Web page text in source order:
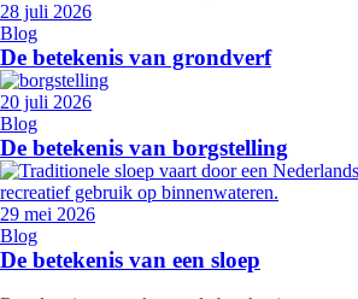
28 juli 2026
Blog
De betekenis van grondverf
20 juli 2026
Blog
De betekenis van borgstelling
29 mei 2026
Blog
De betekenis van een sloep